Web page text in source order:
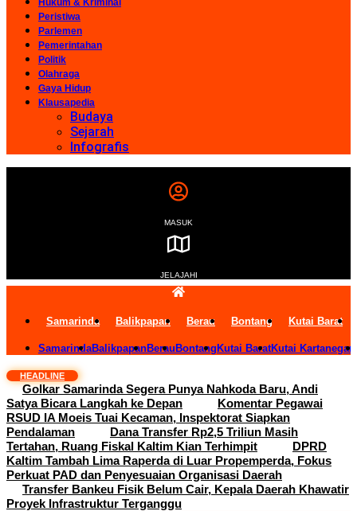
Hukum & Kriminal
Peristiwa
Parlemen
Pemerintahan
Politik
Olahraga
Gaya Hidup
Klausapedia
Budaya
Sejarah
Infografis
MASUK
JELAJAHI
Samarinda Balikpapan Berau Bontang Kutai Barat
SamarindaBalikpapanBerau Bontang Kutai BaratKutai
HEADLINE
Golkar Samarinda Segera Punya Nahkoda Baru, Andi
Satya Bicara Langkah ke Depan
Komentar Pegawai
RSUD IA Moeis Tuai Kecaman, Inspektorat Siapkan
Pendalaman
Dana Transfer Rp2,5 Triliun Masih
Tertahan, Ruang Fiskal Kaltim Kian Terhimpit
DPRD
Kaltim Tambah Lima Raperda di Luar Propemperda, Fokus
Perkuat PAD dan Penyesuaian Organisasi Daerah
Transfer Bankeu Fisik Belum Cair, Kepala Daerah Khawatir
Proyek Infrastruktur Terganggu